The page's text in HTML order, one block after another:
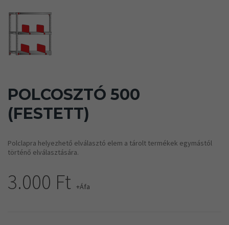
POLCOSZTÓ 500
(FESTETT)
Polclapra helyezhető elválasztó elem a tárolt termékek egymástól
történő elválasztására.
3.000 Ft +Áfa